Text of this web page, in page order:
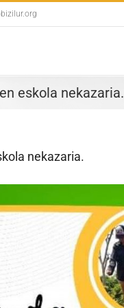
eskola nekazaria.
nekazaria.